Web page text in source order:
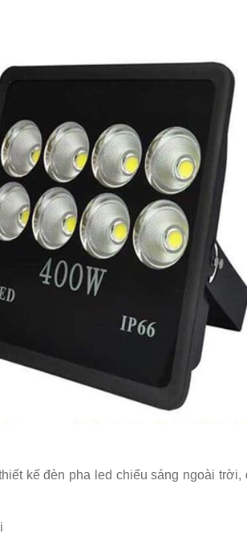
kế đèn pha led chiếu sáng ngoài